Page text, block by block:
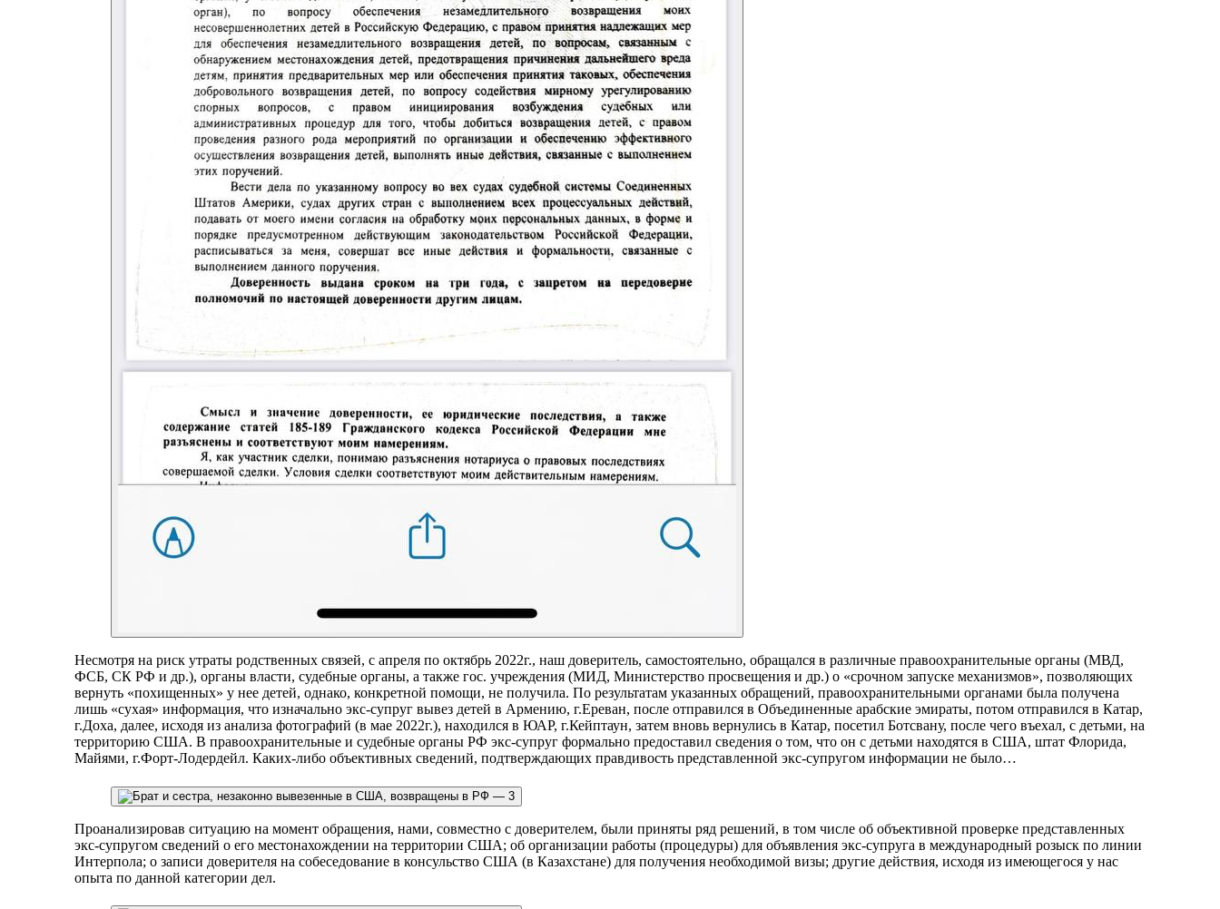
Несмотря на риск утраты родственных связей, с апреля по октябрь 2022г., наш доверитель, самостоятельно, обращался в различные правоохранительные органы (МВД,
ФСБ, СК РФ и др.), органы власти, судебные органы, а также гос. учреждения (МИД, Министерство просвещения и др.) о «срочном запуске механизмов», позволяющих
вернуть «похищенных» у нее детей, однако, конкретной помощи, не получила. ​По результатам указанных обращений, правоохранительными органами была получена
лишь «сухая» информация, что изначально экс-супруг вывез детей в Армению, г.Ереван, после отправился в Объединенные арабские эмираты, потом отправился в Катар,
г.Доха, далее, исходя из анализа фотографий (в мае 2022г.), находился в ЮАР, г.Кейптаун, затем вновь вернулись в Катар, посетил Ботсвану, после чего въехал, с детьми, на
территорию США. В правоохранительные и судебные органы РФ экс-супруг формально предоставил сведения о том, что он с детьми находятся в США, штат Флорида,
Майями, г.Форт-Лодердейл. Каких-либо объективных сведений, подтверждающих правдивость представленной экс-супругом информации не было… ​ ​
Проанализировав ситуацию на момент обращения, нами, совместно с доверителем, были приняты ряд решений, в том числе об объективной проверке представленных
экс-супругом сведений о его местонахождении на территории США; об организации работы (процедуры) для объявления экс-супруга в международный розыск по линии
Интерпола; о записи доверителя на собеседование в консульство США (в Казахстане) для получения необходимой визы; другие действия, исходя из имеющегося у нас
опыта по данной категории дел.